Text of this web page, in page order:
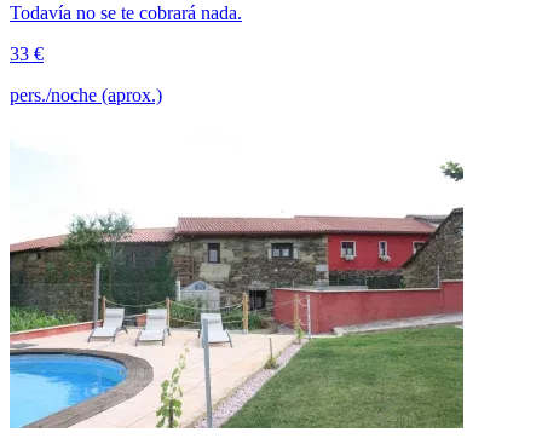
Todavía no se te cobrará nada.
33 €
pers./noche (aprox.)